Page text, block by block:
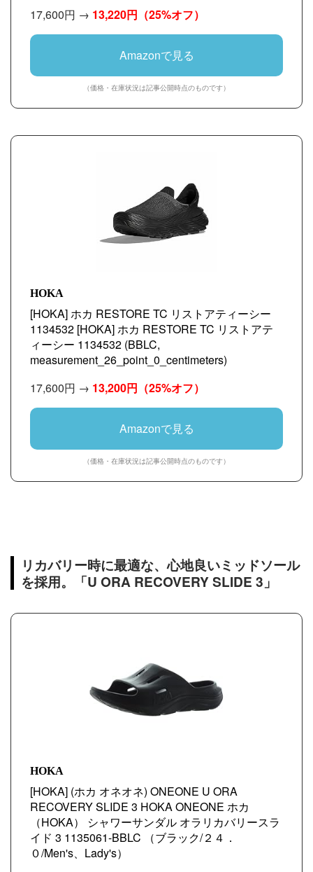
17,600円 → 13,220円 （25%オフ）
Amazonで見る
（価格・在庫状況は記事公開時点のものです）
HOKA
[HOKA] ホカ RESTORE TC リストアティーシー
1134532 [HOKA] ホカ RESTORE TC リストアテ
ィーシー 1134532 (BBLC,
measurement_26_point_0_centimeters)
17,600円 → 13,200円 （25%オフ）
Amazonで見る
（価格・在庫状況は記事公開時点のものです）
リカバリー時に最適な、心地良いミッドソール
を採用。「U ORA RECOVERY SLIDE 3」
HOKA
[HOKA] (ホカ オネオネ) ONEONE U ORA
RECOVERY SLIDE 3 HOKA ONEONE ホカ
（HOKA） シャワーサンダル オラリカバリースラ
イド 3 1135061-BBLC （ブラック/２４．
０/Men's、Lady's）